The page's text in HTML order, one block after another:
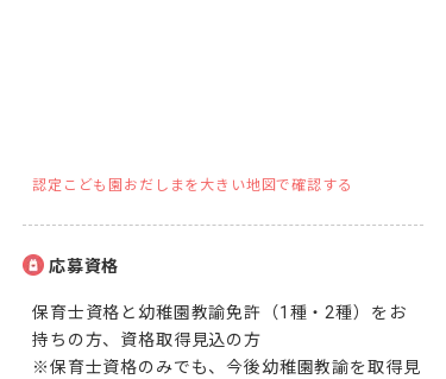
認定こども園おだしまを大きい地図で確認する
応募資格
保育士資格と幼稚園教諭免許（1種・2種）をお
持ちの方、資格取得見込の方
※保育士資格のみでも、今後幼稚園教諭を取得見